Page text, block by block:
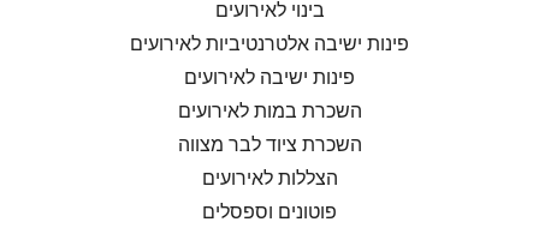
בינוי לאירועים
פינות ישיבה אלטרנטיביות לאירועים
פינות ישיבה לאירועים
השכרת במות לאירועים
השכרת ציוד לבר מצווה
הצללות לאירועים
פוטונים וספסלים